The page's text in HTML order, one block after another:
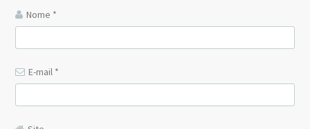
Nome *
E-mail *